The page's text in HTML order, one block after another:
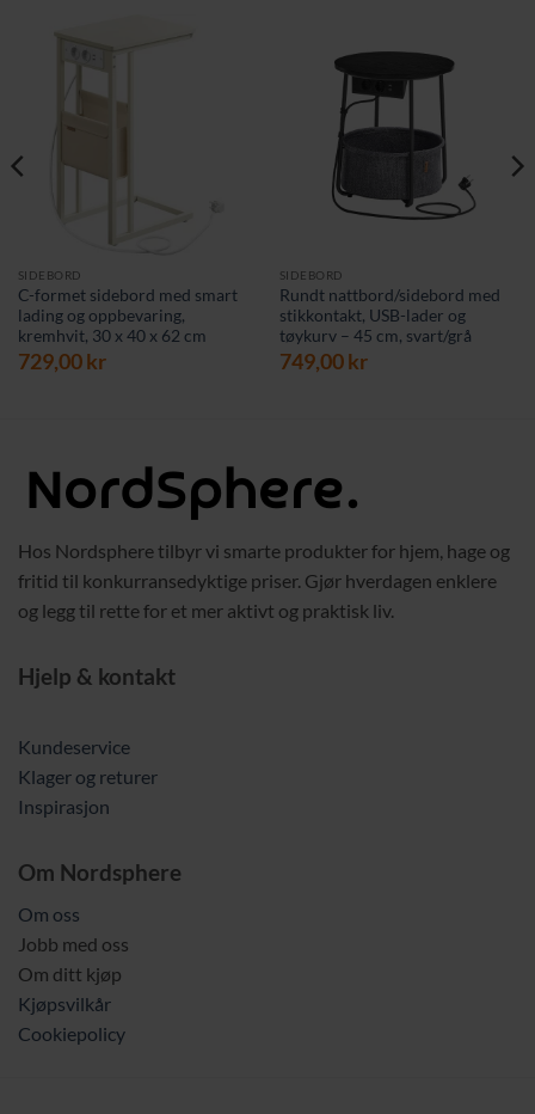
SIDEBORD
C-formet sidebord med smart
lading og oppbevaring,
kremhvit, 30 x 40 x 62 cm
729,00kr
SIDEBORD
Rundt nattbord/sidebord med
stikkontakt, USB-lader og
tøykurv – 45 cm, svart/grå
749,00kr
Hos Nordsphere tilbyr vi smarte produkter for hjem, hage og
fritid til konkurransedyktige priser. Gjør hverdagen enklere
og legg til rette for et mer aktivt og praktisk liv.
Hjelp & kontakt
Kundeservice
Klager og returer
Inspirasjon
Om Nordsphere
Om oss
Jobb med oss
Om ditt kjøp
Kjøpsvilkår
Cookiepolicy